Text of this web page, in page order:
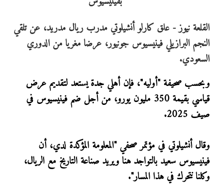
القلعة نيوز - علق كارلو أنشيلوتي مدرب ريال مدريد، عن تلقي
النجم البرازيلي فينيسيوس جونيور، عرضا مغريا من الدوري
السعودي.
وبحسب صحيفة "أوليه"، فإن أهلي جدة يستعد لتقديم عرض
قياسي بقيمة 350 مليون يورو، من أجل ضم فينيسيوس في
صيف 2025.
وقال أنشيلوتي في مؤتمر صحفي "المعلومة المؤكدة لدي، أن
فينيسيوس سعيد بالتواجد هنا ويريد صناعة التاريخ مع الريال،
وكلنا نتحرك في هذا المسار".